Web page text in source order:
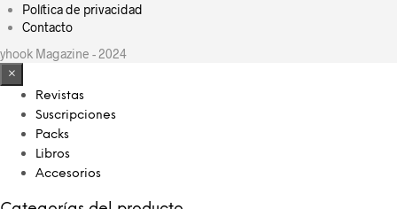
Política de privacidad
Contacto
Magazine - 2024
×
Revistas
Suscripciones
Packs
Libros
Accesorios